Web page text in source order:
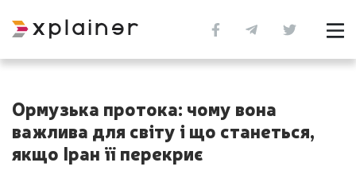
Ормузька протока: чому вона
важлива для світу і що станеться,
якщо Іран її перекриє